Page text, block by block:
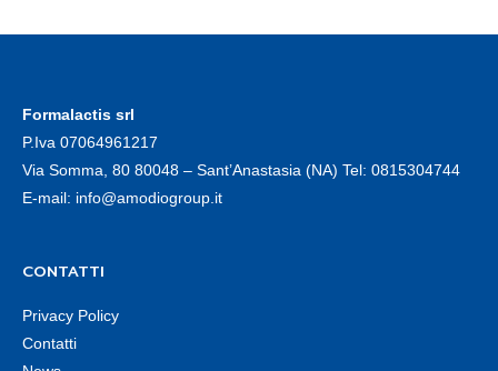
Formalactis srl
P.Iva 07064961217
Via Somma, 80 80048 – Sant’Anastasia (NA) Tel: 0815304744
E-mail: info@amodiogroup.it
CONTATTI
Privacy Policy
Contatti